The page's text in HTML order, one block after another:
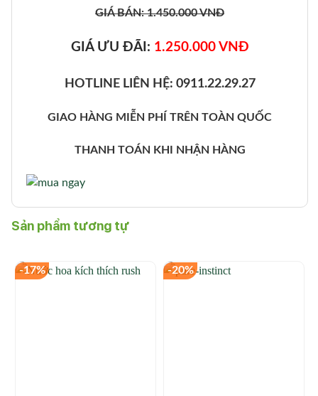
GIÁ BÁN: 1.450.000 VNĐ
GIÁ ƯU ĐÃI: 1.250.000 VNĐ
HOTLINE LIÊN HỆ: 0911.22.29.27
GIAO HÀNG MIỄN PHÍ TRÊN TOÀN QUỐC
THANH TOÁN KHI NHẬN HÀNG
Sản phẩm tương tự
-17% -20%